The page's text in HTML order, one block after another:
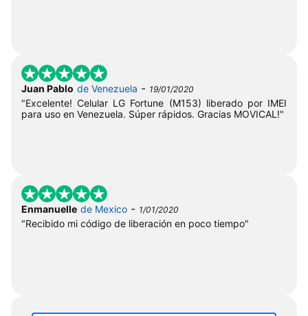
Juan Pablo de Venezuela - 19/01/2020
"Excelente! Celular LG Fortune (M153) liberado por IMEI
para uso en Venezuela. Súper rápidos. Gracias MOVICAL!"
Enmanuelle de Mexico - 1/01/2020
"Recibido mi código de liberación en poco tiempo"